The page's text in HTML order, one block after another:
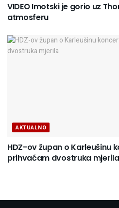
VIDEO Imotski je gorio uz
atmosferu
AKTUALNO
HDZ-ov župan o Karleušinu
prihvaćam dvostruka mjerila